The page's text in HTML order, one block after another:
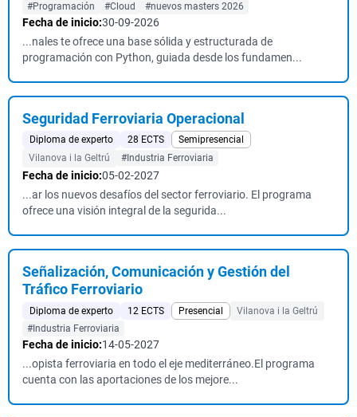
#Programación
#Cloud #nuevos masters 2026
Fecha de inicio:30-09-2026
...nales te ofrece una base sólida y estructurada de
programación con Python, guiada desde los fundamen...
Seguridad Ferroviaria Operacional
Diploma de experto 28 ECTS
Semipresencial
Vilanova i la Geltrú
#Industria Ferroviaria
Fecha de inicio:05-02-2027
...ar los nuevos desafíos del sector ferroviario. El programa
ofrece una visión integral de la segurida...
Señalización, Comunicación y Gestión del
Tráfico Ferroviario
Diploma de experto 12 ECTS Presencial
Vilanova i la Geltrú
#Industria Ferroviaria
Fecha de inicio:14-05-2027
...opista ferroviaria en todo el eje mediterráneo.El programa
cuenta con las aportaciones de los mejore...